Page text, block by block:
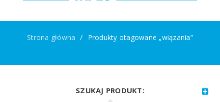
Strona główna / Produkty otagowane „wiązania”
SZUKAJ PRODUKT: